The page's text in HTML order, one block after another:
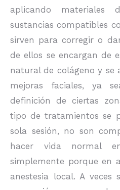
aplicando materiales
sustancias compatibles
sirven para corregir o
de ellos se encargan de
natural de colágeno y
mejoras faciales, ya
definición de ciertas
tipo de tratamientos se
sola sesión, no son
hacer vida normal
simplemente porque en
anestesia local. A veces